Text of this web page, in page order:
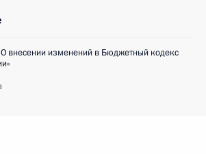
внесении изменений в Бюджетный кодекс